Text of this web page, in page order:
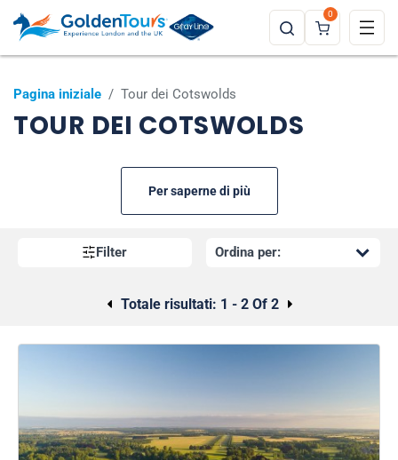
0
Pagina iniziale / Tour dei Cotswolds
TOUR DEI COTSWOLDS
Per saperne di più
Filter
Totale risultati: 1 - 2 Of 2